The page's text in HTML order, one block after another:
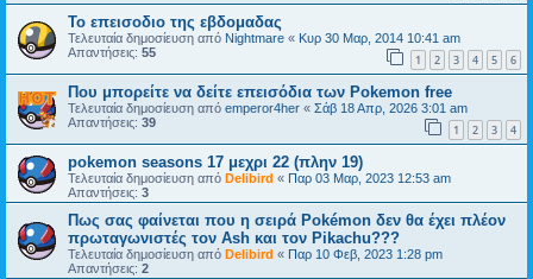
Το επεισοδιο της εβδομαδας
Τελευταία δημοσίευση από Nightmare « Κυρ 30 Μαρ, 2014 10:41 am
Απαντήσεις: 55 1 2 3 4 5 6
Που μπορείτε να δείτε επεισόδια των Pokemon free
Τελευταία δημοσίευση από emperor4her « Σάβ 18 Απρ, 2026 3:01 am
Απαντήσεις: 39 1 2 3 4
pokemon seasons 17 μεχρι 22 (πλην 19)
Τελευταία δημοσίευση από Delibird « Παρ 03 Μαρ, 2023 12:53 am
Απαντήσεις: 3
Πως σας φαίνεται που η σειρά Pokémon δεν θα έχει πλέον
πρωταγωνιστές τον Ash και τον Pikachu???
Τελευταία δημοσίευση από Delibird « Παρ 10 Φεβ, 2023 1:28 pm
Απαντήσεις: 2